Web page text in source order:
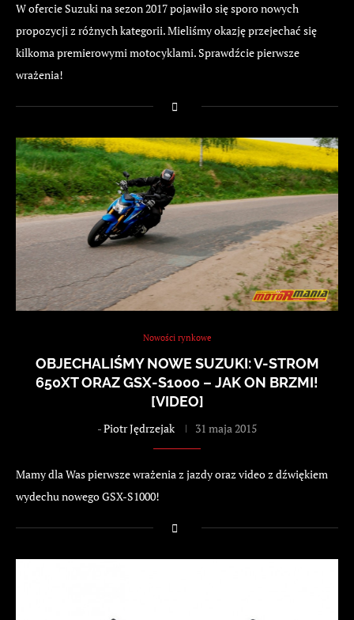
W ofercie Suzuki na sezon 2017 pojawiło się sporo nowych
propozycji z różnych kategorii. Mieliśmy okazję przejechać się
kilkoma premierowymi motocyklami. Sprawdźcie pierwsze
wrażenia!
Nowości rynkowe
OBJECHALIŚMY NOWE SUZUKI: V-STROM
650XT ORAZ GSX-S1000 – JAK ON BRZMI!
[VIDEO]
-Piotr Jędrzejak 31 maja 2015
Mamy dla Was pierwsze wrażenia z jazdy oraz video z dźwiękiem
wydechu nowego GSX-S1000!